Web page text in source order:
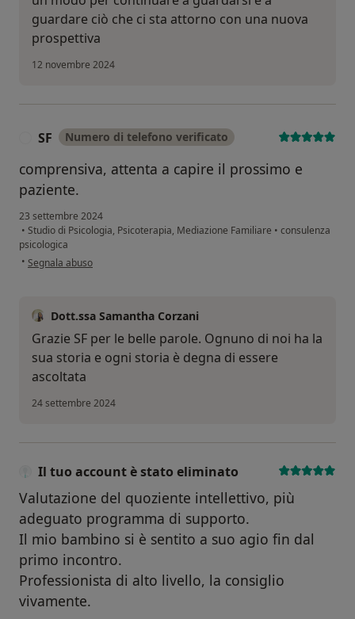
guardare ciò che ci sta attorno con una nuova
prospettiva
12 novembre 2024
SF Numero di telefono verificato
comprensiva, attenta a capire il prossimo e
paziente.
23 settembre 2024
• Studio di Psicologia, Psicoterapia, Mediazione Familiare • consulenza
psicologica
• secondo l'opinione dell'utente SF
Segnala abuso
Dott.ssa Samantha Corzani
Grazie SF per le belle parole. Ognuno di noi ha la
sua storia e ogni storia è degna di essere
ascoltata
24 settembre 2024
Il tuo account è stato eliminato
Valutazione del quoziente intellettivo, più
adeguato programma di supporto.
Il mio bambino si è sentito a suo agio fin dal
primo incontro.
Professionista di alto livello, la consiglio
vivamente.